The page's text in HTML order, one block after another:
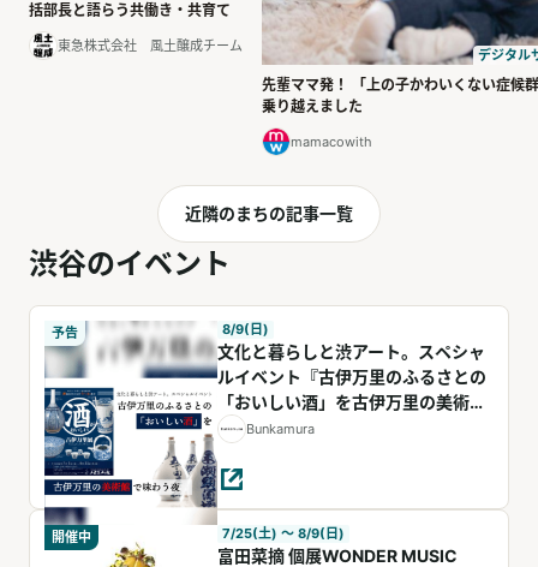
括部長と語らう共働き・共育て
東急株式会社 風土醸成チーム
デジタル
先輩ママ発！ 「上の子かわいくない症候
乗り越えました
mamacowith
近隣のまちの記事一覧
渋谷のイベント
予告 8/9(日)
文化と暮らしと渋アート。スペシャ
ルイベント『古伊万里のふるさとの
「おいしい酒」を古伊万里の美術館
で味わう夜』
Bunkamura
開催中 7/25(土) 〜 8/9(日)
富田菜摘 個展WONDER MUSIC